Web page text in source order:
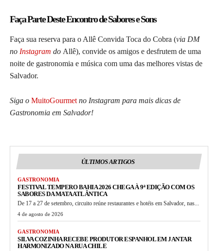
Faça Parte Deste Encontro de Sabores e Sons
Faça sua reserva para o Allê Convida Toca do Cobra (via DM
no Instagram do Allê), convide os amigos e desfrutem de uma
noite de gastronomia e música com uma das melhores vistas de
Salvador.
Siga o MuitoGourmetno Instagram para mais dicas de
Gastronomia em Salvador!
ÚLTIMOS ARTIGOS
GASTRONOMIA
FESTIVAL TEMPERO BAHIA 2026 CHEGA À 9ª EDIÇÃO COM OS
SABORES DA MATA ATLÂNTICA
De 17 a 27 de setembro, circuito reúne restaurantes e hotéis em Salvador, nas...
4 de agosto de 2026
GASTRONOMIA
SILVA COZINHA RECEBE PRODUTOR ESPANHOL EM JANTAR
HARMONIZADO NA RUA CHILE